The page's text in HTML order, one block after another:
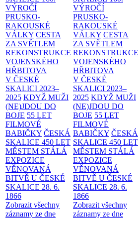
VÝROČÍ
PRUSKO-
RAKOUSKÉ
VÁLKY CESTA
ZA SVĚTLEM
REKONSTRUKCE
VOJENSKÉHO
HŘBITOVA
V ČESKÉ
SKALICI 2023–
2025 KDYŽ MUŽI
(NE)JDOU DO
BOJE 55 LET
FILMOVÉ
BABIČKY ČESKÁ
SKALICE 450 LET
MĚSTEM STÁLÁ
EXPOZICE
VĚNOVANÁ
BITVĚ U ČESKÉ
SKALICE 28. 6.
1866
Zobrazit všechny
záznamy ze dne
VÝROČÍ
PRUSKO-
RAKOUSKÉ
VÁLKY CESTA
ZA SVĚTLEM
REKONSTRUKCE
VOJENSKÉHO
HŘBITOVA
V ČESKÉ
SKALICI 2023–
2025 KDYŽ MUŽI
(NE)JDOU DO
BOJE 55 LET
FILMOVÉ
BABIČKY ČESKÁ
SKALICE 450 LET
MĚSTEM STÁLÁ
EXPOZICE
VĚNOVANÁ
BITVĚ U ČESKÉ
SKALICE 28. 6.
1866
Zobrazit všechny
záznamy ze dne